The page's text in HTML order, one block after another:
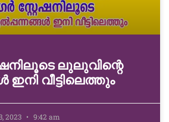
ലുലുവിന്റെ
ഇനി വീട്ടിലെത്തും
2023 9:42 am